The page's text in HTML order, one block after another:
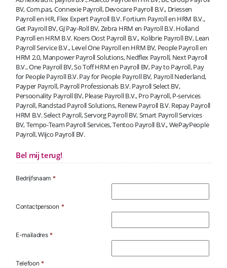
BV, Com.pas, Connexie Payroll, Devocare Payroll B.V., Driessen
Payroll en HR, Flex Expert Payroll B.V. Fortium Payroll en HRM B.V.,
Get Payroll BV, GJ Pay-Roll BV, Zebra HRM en Payroll B.V. Holland
Payroll en HRM B.V. Koers Oost Payroll B.V., Kolibrie Payroll BV, Lean
Payroll Service B.V., Level One Payroll en HRM BV, People Payroll en
HRM 2.0, Manpower Payroll Solutions, Nedflex Payroll, Next Payroll
B.V., One Payroll BV, So Toff HRM en Payroll BV, Pay to Payroll, Pay
for People Payroll B.V. Pay for People Payroll BV, Payroll Nederland,
Payper Payroll, Payroll Professionals B.V. Payroll Select BV,
Persoonality Payroll BV, Please Payroll B.V., Pro Payroll, P-services
Payroll, Randstad Payroll Solutions, Renew Payroll B.V. Repay Payroll
HRM B.V. Select Payroll, Servorg Payroll BV, Smart Payroll Services
BV, Tempo-Team Payroll Services, Tentoo Payroll B.V., WePayPeople
Payroll, Wijco Payroll BV.
Bel mij terug!
Bedrijfsnaam *
Contactpersoon *
E-mailadres *
Telefoon *